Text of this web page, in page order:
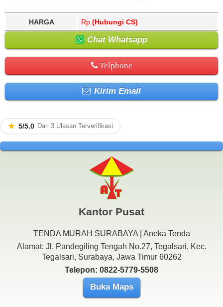
HARGA Rp. (Hubungi CS)
Chat Whatsapp
Telphone
Kirim Email
★ 5/5.0 Dari 3 Ulasan Terverifikasi
Kantor Pusat
TENDA MURAH SURABAYA | Aneka Tenda
Alamat: Jl. Pandegiling Tengah No.27, Tegalsari, Kec.
Tegalsari, Surabaya, Jawa Timur 60262
Telepon: 0822-5779-5508
Buka Maps